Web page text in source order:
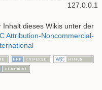
127.0.0.1
dieses Wikis unter der
Attribution-Noncommercial-